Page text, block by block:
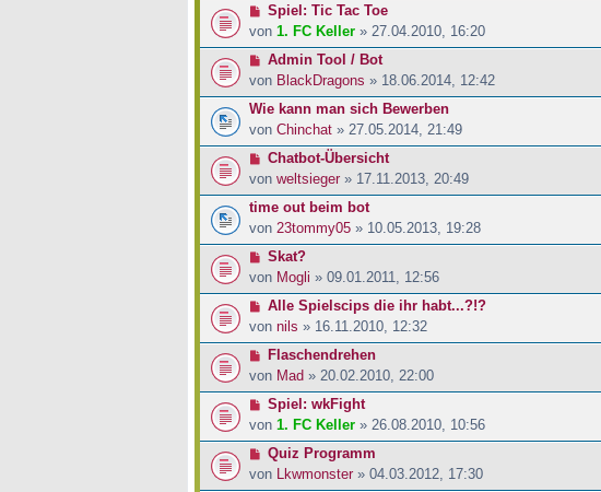
Spiel: Tic Tac Toe
von 1. FC Keller » 27.04.2010, 16:20
Admin Tool / Bot
von BlackDragons » 18.06.2014, 12:42
Wie kann man sich Bewerben
von Chinchat » 27.05.2014, 21:49
Chatbot-Übersicht
von weltsieger » 17.11.2013, 20:49
time out beim bot
von 23tommy05 » 10.05.2013, 19:28
Skat?
von Mogli » 09.01.2011, 12:56
Alle Spielscips die ihr habt...?!?
von nils » 16.11.2010, 12:32
Flaschendrehen
von Mad » 20.02.2010, 22:00
Spiel: wkFight
von 1. FC Keller » 26.08.2010, 10:56
Quiz Programm
von
Lkwmonster » 04.03.2012, 17:30